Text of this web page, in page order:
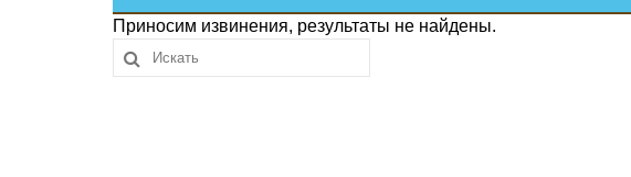
Приносим извинения, результаты не найдены.